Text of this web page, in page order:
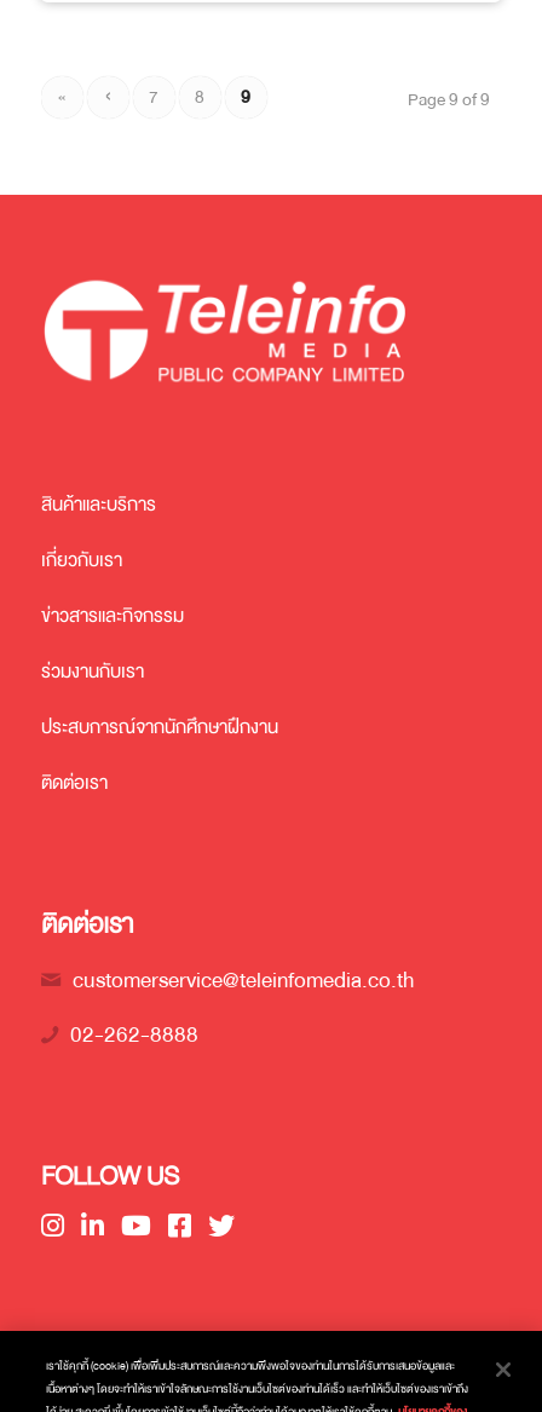
Page 9 of 9
« ‹ 7 8 9
สินค้าและบริการ
เกี่ยวกับเรา
ข่าวสารและกิจกรรม
ร่วมงานกับเรา
ประสบการณ์จากนักศึกษาฝึกงาน
ติดต่อเรา
ติดต่อเรา
customerservice@teleinfomedia.co.th
02-262-8888
FOLLOW US
© 2024 Teleinfo Media Public Company Limited
เราใช้คุกกี้ (cookie) เพื่อเพิ่มประสบการณ์และความพึงพอใจของท่านในการได้รับการเสนอข้อมูลและ
เนื้อหาต่างๆ โดยจะทำให้เราเข้าใจลักษณะการใช้งานเว็บไซต์ของท่านได้เร็ว และทำให้เว็บไซต์ของเราเข้าถึง